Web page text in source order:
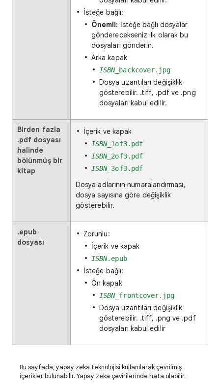
İsteğe bağlı:
Önemli: İsteğe bağlı dosyalar
gönderecekseniz ilk olarak bu
dosyaları gönderin.
Arka kapak
ISBN_backcover.jpg
Dosya uzantıları değişiklik
gösterebilir. .tiff, .pdf ve .png
dosyaları kabul edilir.
Birden fazla
.pdf dosyası
halinde
bölünmüş bir
kitap
İçerik ve kapak
ISBN_1of3.pdf
ISBN_2of3.pdf
ISBN_3of3.pdf
Dosya adlarının numaralandırması,
dosya sayısına göre değişiklik
gösterebilir.
.epub
dosyası
Zorunlu:
İçerik ve kapak
ISBN.epub
İsteğe bağlı:
Ön kapak
ISBN_frontcover.jpg
Dosya uzantıları değişiklik
gösterebilir. .tiff, .png ve .pdf
dosyaları kabul edilir
Bu sayfada, yapay zeka teknolojisi kullanılarak çevrilmiş
içerikler bulunabilir. Yapay zeka çevirilerinde hata olabilir.